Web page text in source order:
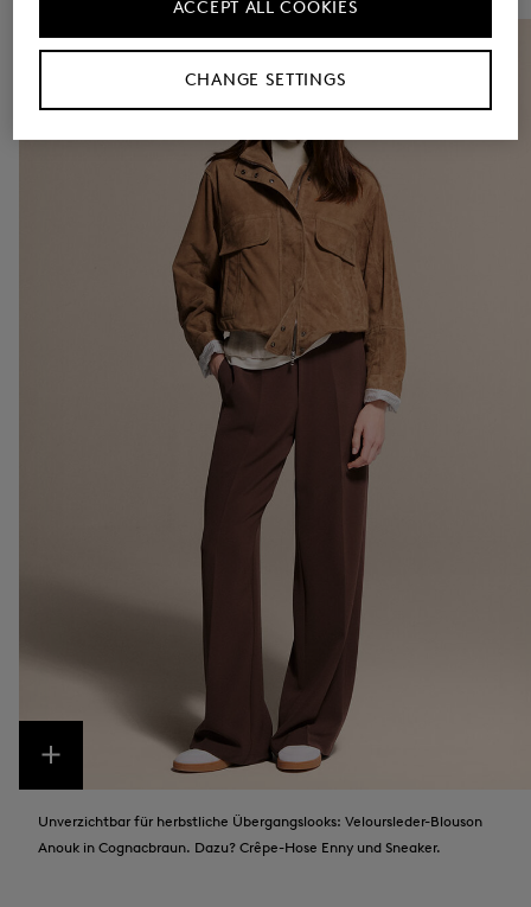
Unverzichtbar für herbstliche Übergangslooks: Veloursleder-Blouson
Anouk in Cognacbraun. Dazu? Crêpe-Hose Enny und Sneaker.
CHANGE SETTINGS
ACCEPT ALL COOKIES